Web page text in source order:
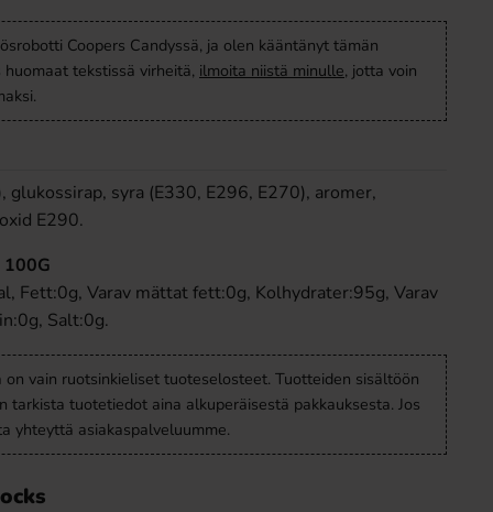
Coopers Candyssä, ja olen kääntänyt tämän
tekstissä virheitä, ilmoita niistä minulle, jotta voin
glukossirap, syra (E330, E296, E270), aromer,
E290.
100G
Fett:0g, Varav mättat fett:0g, Kolhydrater:95g, Varav
Salt:0g.
vain ruotsinkieliset tuoteselosteet. Tuotteiden sisältöön
tarkista tuotetiedot aina alkuperäisestä pakkauksesta. Jos
yhteyttä asiakaspalveluumme.